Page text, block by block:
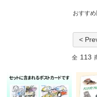
おすす
<
全 113